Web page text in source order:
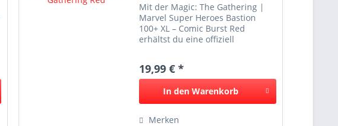
Mit der Magic: The Gathering |
Marvel Super Heroes Bastion
100+ XL – Comic Burst Red
erhältst du eine offiziell
Design. Die robuste Deckbox
bietet Platz für über 100
doppelt...
19,99 € *
In den Warenkorb
Merken